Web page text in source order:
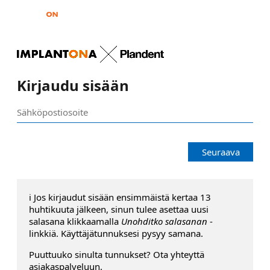
Kirjaudu sisään
Seuraava
ℹ️ Jos kirjaudut sisään ensimmäistä kertaa 13
huhtikuuta jälkeen, sinun tulee asettaa uusi
salasana klikkaamalla Unohditko salasanan -
linkkiä. Käyttäjätunnuksesi pysyy samana.
Puuttuuko sinulta tunnukset? Ota yhteyttä
asiakaspalveluun.